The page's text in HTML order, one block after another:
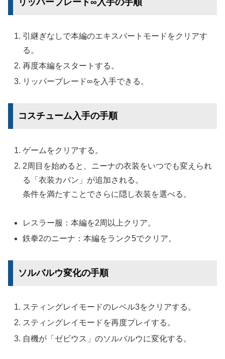
引継ぎなしで本編のエキスパートモードをクリアす
る。
再度本編をスタートする。
リッパーブレード∞を入手できる。
コスチューム入手の手順
ゲームをクリアする。
2周目を始めると、ニーナの衣装をいつでも変えられ
る「衣装カバン」が追加される。
条件を満たすことでさらに隠し衣装を選べる。
レスラー服：本編を2周以上クリア。
鉄拳2のニーナ：本編をランク5でクリア。
ソルバルウ変化の手順
スティングレイモードのレベル3をクリアする。
スティングレイモードを再度プレイする。
自機が「ゼビウス」のソルバルウに変化する。